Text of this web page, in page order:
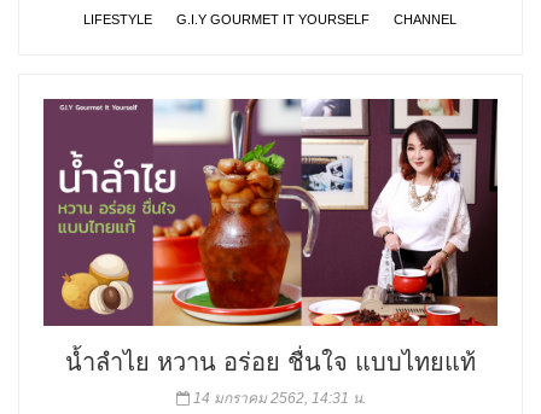
LIFESTYLE G.I.Y GOURMET IT YOURSELF CHANNEL
น้ำลำไย หวาน อร่อย ชื่นใจ แบบไทยแท้
14 มกราคม 2562, 14:31 น.